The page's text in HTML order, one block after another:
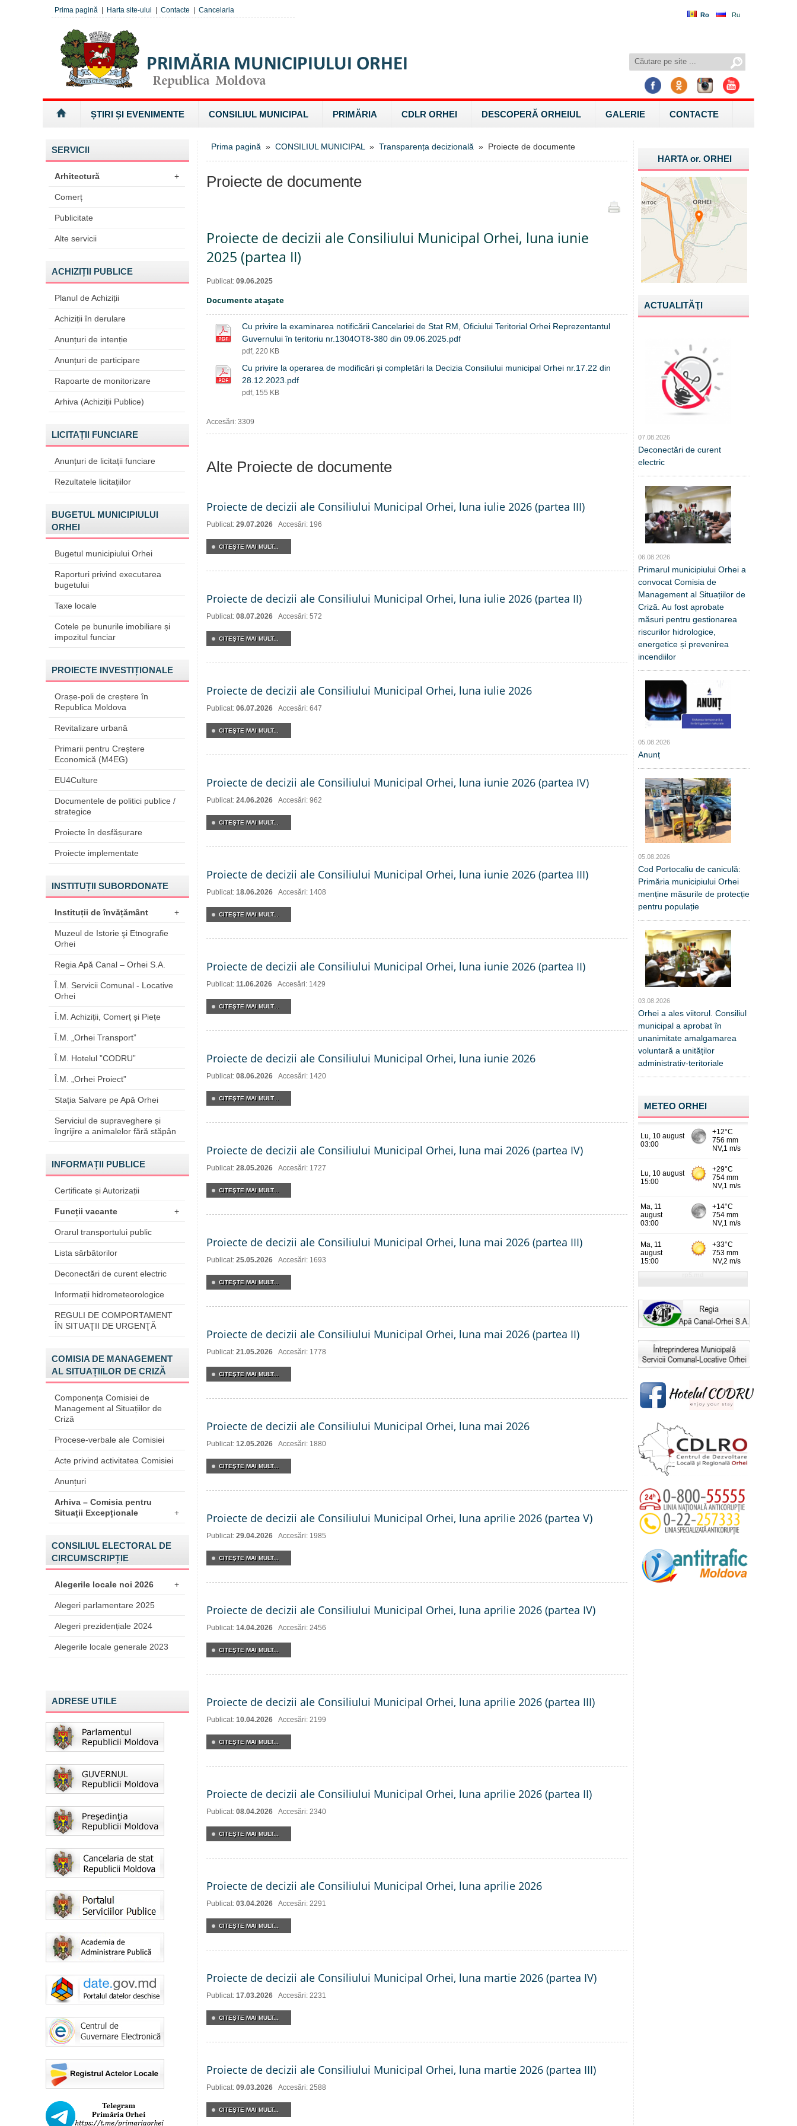
Ro Ru
Prima pagină Harta site-ului Contacte Cancelaria
ȘTIRI ȘI EVENIMENTE CONSILIUL MUNICIPAL PRIMĂRIA CDLR ORHEI DESCOPERĂ ORHEIUL GALERIE CONTACTE
SERVICII
Arhitectură +
Comerț
Publicitate
Alte servicii
ACHIZIȚII PUBLICE
Planul de Achiziții
Achiziții în derulare
Anunțuri de intenție
Anunțuri de participare
Rapoarte de monitorizare
Arhiva (Achiziții Publice)
LICITAȚII FUNCIARE
Anunțuri de licitații funciare
Rezultatele licitațiilor
BUGETUL MUNICIPIULUI
ORHEI
Bugetul municipiului Orhei
Raporturi privind executarea
bugetului
Taxe locale
Cotele pe bunurile imobiliare și
impozitul funciar
PROIECTE INVESTIȚIONALE
Orașe-poli de creștere în
Republica Moldova
Revitalizare urbană
Primarii pentru Creștere
Economică (M4EG)
EU4Culture
Documentele de politici publice /
strategice
Proiecte în desfășurare
Proiecte implementate
INSTITUȚII SUBORDONATE
Instituții de învățământ +
Muzeul de Istorie şi Etnografie
Orhei
Regia Apă Canal – Orhei S.A.
Î.M. Servicii Comunal - Locative
Orhei
Î.M. Achiziții, Comerț și Piețe
Î.M. „Orhei Transport”
Î.M. Hotelul ”CODRU”
Î.M. „Orhei Proiect”
Stația Salvare pe Apă Orhei
Serviciul de supraveghere și
îngrijire a animalelor fără stăpân
INFORMAȚII PUBLICE
Certificate și Autorizații
Funcții vacante +
Orarul transportului public
Lista sărbătorilor
Deconectări de curent electric
Informații hidrometeorologice
REGULI DE COMPORTAMENT
ÎN SITUAŢII DE URGENŢĂ
COMISIA DE MANAGEMENT
AL SITUAȚIILOR DE CRIZĂ
Componența Comisiei de
Management al Situațiilor de
Criză
Procese-verbale ale Comisiei
Acte privind activitatea Comisiei
Anunțuri
Arhiva – Comisia pentru
Situații Excepționale
+
CONSILIUL ELECTORAL DE
CIRCUMSCRIPȚIE
Alegerile locale noi 2026 +
Alegeri parlamentare 2025
Alegeri prezidențiale 2024
Alegerile locale generale 2023
ADRESE UTILE
Prima pagină » CONSILIUL MUNICIPAL » Transparența decizională » Proiecte de documente
Proiecte de documente
Proiecte de decizii ale Consiliului Municipal Orhei, luna iunie
2025 (partea II)
Publicat: 09.06.2025
Documente ataşate
Cu privire la examinarea notificării Cancelariei de Stat RM, Oficiului Teritorial Orhei Reprezentantul
Guvernului în teritoriu nr.1304OT8-380 din 09.06.2025.pdf
pdf, 220 KB
Cu privire la operarea de modificări și completări la Decizia Consiliului municipal Orhei nr.17.22 din
28.12.2023.pdf
pdf, 155 KB
Accesări: 3309
Alte Proiecte de documente
Proiecte de decizii ale Consiliului Municipal Orhei, luna iulie 2026 (partea III)
Publicat: 29.07.2026 Accesări: 196
CITEŞTE MAI MULT...
Proiecte de decizii ale Consiliului Municipal Orhei, luna iulie 2026 (partea II)
Publicat: 08.07.2026 Accesări: 572
CITEŞTE MAI MULT...
Proiecte de decizii ale Consiliului Municipal Orhei, luna iulie 2026
Publicat: 06.07.2026 Accesări: 647
CITEŞTE MAI MULT...
Proiecte de decizii ale Consiliului Municipal Orhei, luna iunie 2026 (partea IV)
Publicat: 24.06.2026 Accesări: 962
CITEŞTE MAI MULT...
Proiecte de decizii ale Consiliului Municipal Orhei, luna iunie 2026 (partea III)
Publicat: 18.06.2026 Accesări: 1408
CITEŞTE MAI MULT...
Proiecte de decizii ale Consiliului Municipal Orhei, luna iunie 2026 (partea II)
Publicat: 11.06.2026 Accesări: 1429
CITEŞTE MAI MULT...
Proiecte de decizii ale Consiliului Municipal Orhei, luna iunie 2026
Publicat: 08.06.2026 Accesări: 1420
CITEŞTE MAI MULT...
Proiecte de decizii ale Consiliului Municipal Orhei, luna mai 2026 (partea IV)
Publicat: 28.05.2026 Accesări: 1727
CITEŞTE MAI MULT...
Proiecte de decizii ale Consiliului Municipal Orhei, luna mai 2026 (partea III)
Publicat: 25.05.2026 Accesări: 1693
CITEŞTE MAI MULT...
Proiecte de decizii ale Consiliului Municipal Orhei, luna mai 2026 (partea II)
Publicat: 21.05.2026 Accesări: 1778
CITEŞTE MAI MULT...
Proiecte de decizii ale Consiliului Municipal Orhei, luna mai 2026
Publicat: 12.05.2026 Accesări: 1880
CITEŞTE MAI MULT...
Proiecte de decizii ale Consiliului Municipal Orhei, luna aprilie 2026 (partea V)
Publicat: 29.04.2026 Accesări: 1985
CITEŞTE MAI MULT...
Proiecte de decizii ale Consiliului Municipal Orhei, luna aprilie 2026 (partea IV)
Publicat: 14.04.2026 Accesări: 2456
CITEŞTE MAI MULT...
Proiecte de decizii ale Consiliului Municipal Orhei, luna aprilie 2026 (partea III)
Publicat: 10.04.2026 Accesări: 2199
CITEŞTE MAI MULT...
Proiecte de decizii ale Consiliului Municipal Orhei, luna aprilie 2026 (partea II)
Publicat: 08.04.2026 Accesări: 2340
CITEŞTE MAI MULT...
Proiecte de decizii ale Consiliului Municipal Orhei, luna aprilie 2026
Publicat: 03.04.2026 Accesări: 2291
CITEŞTE MAI MULT...
Proiecte de decizii ale Consiliului Municipal Orhei, luna martie 2026 (partea IV)
Publicat: 17.03.2026 Accesări: 2231
CITEŞTE MAI MULT...
Proiecte de decizii ale Consiliului Municipal Orhei, luna martie 2026 (partea III)
Publicat: 09.03.2026 Accesări: 2588
CITEŞTE MAI MULT...
HARTA or.ORHEI
ACTUALITĂŢI
07.08.2026
Deconectări de curent
electric
06.08.2026
Primarul municipiului Orhei a
convocat Comisia de
Management al Situațiilor de
Criză. Au fost aprobate
măsuri pentru gestionarea
riscurilor hidrologice,
energetice și prevenirea
incendiilor
05.08.2026
Anunț
05.08.2026
Cod Portocaliu de caniculă:
Primăria municipiului Orhei
menține măsurile de protecție
pentru populație
03.08.2026
Orhei a ales viitorul. Consiliul
municipal a aprobat în
unanimitate amalgamarea
voluntară a unităților
administrativ-teritoriale
METEO ORHEI